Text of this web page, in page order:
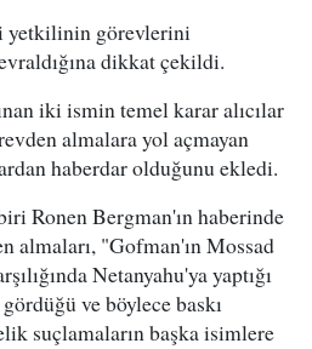
yetkilinin görevlerini
dikkat çekildi.
iki ismin temel karar alıcılar
almalara yol açmayan
haberdar olduğunu ekledi.
Ronen Bergman'ın haberinde
almaları, "Gofman'ın Mossad
Netanyahu'ya yaptığı
ve böylece baskı
suçlamaların başka isimlere